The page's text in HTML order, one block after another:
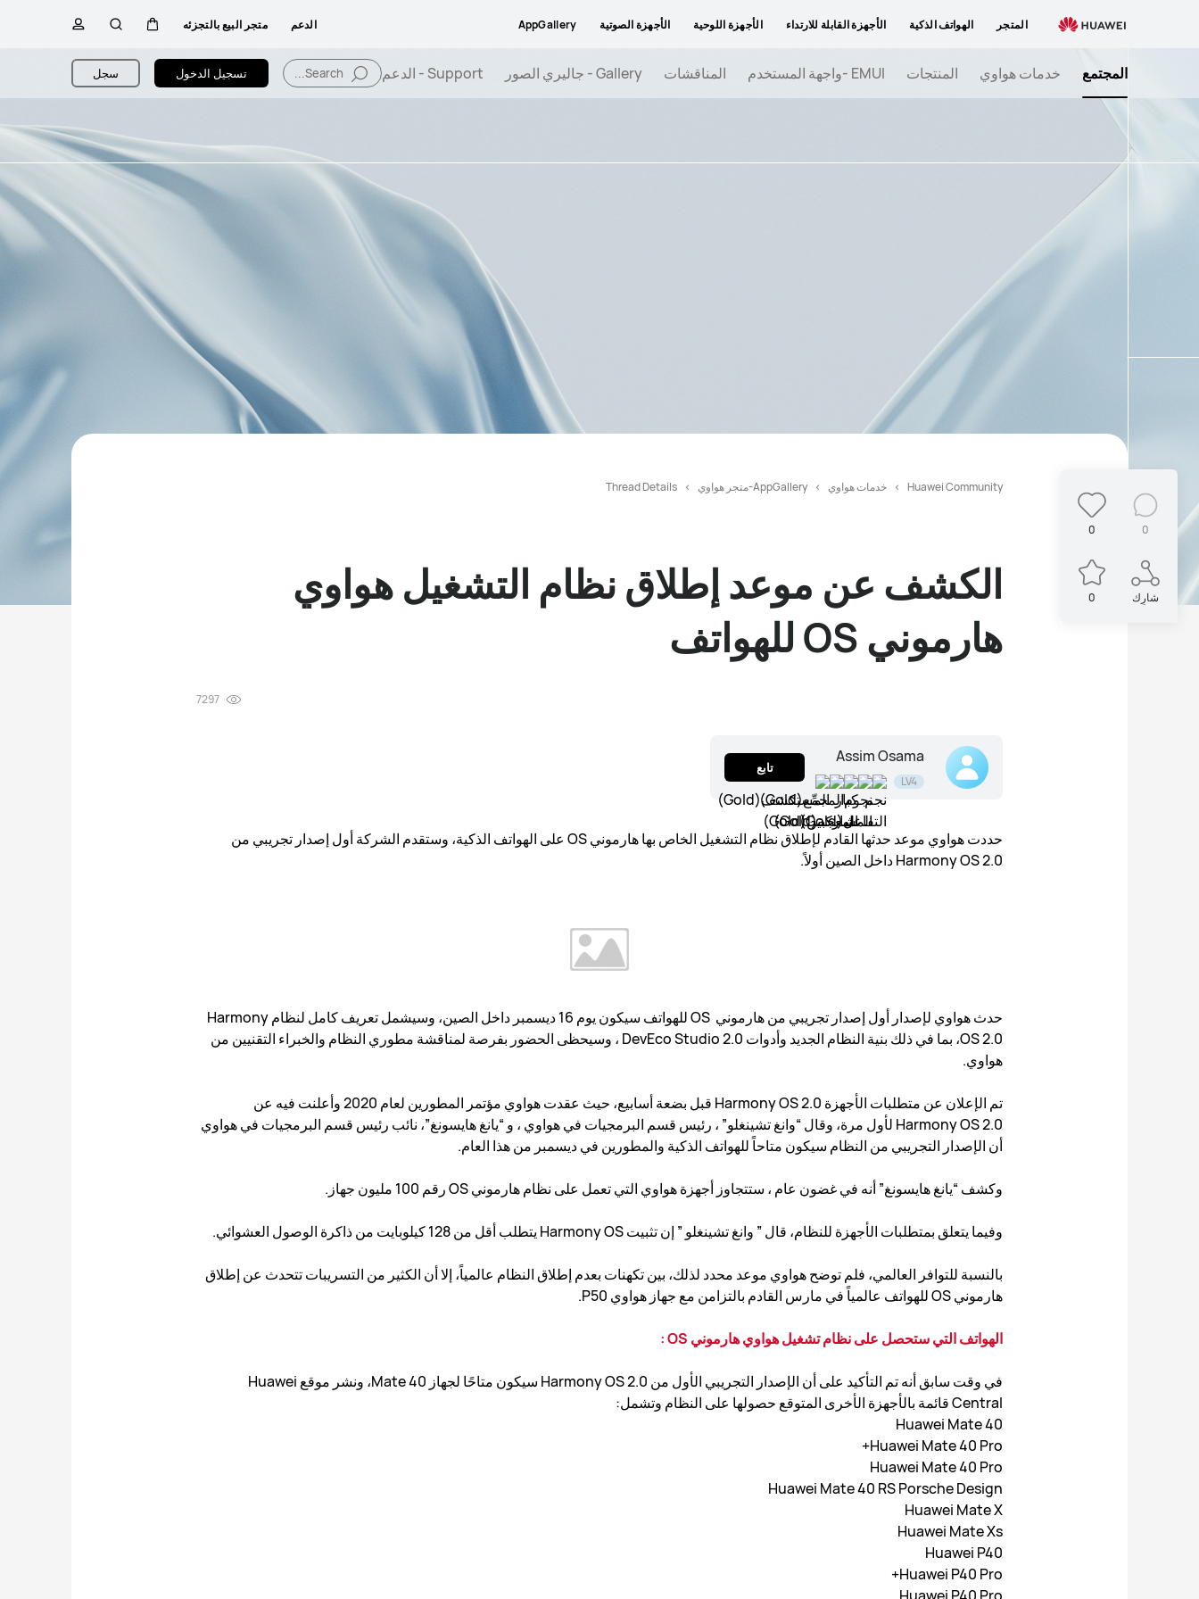
هارموني
OS
المتجر الهواتف الذكية الأجهزة القابلة للارتداء الأجهزة اللوحية الأجهزة الصوتية AppGallery الدعم متجر البيع بالتجزئه
تعريفي
المجتمع خدمات هواوي المنتجات EMUI -واجهة المستخدم المناقشات Gallery - جاليري الصور Support - الدعم تسجيل الدخول سجل
Huawei Community خدمات هواوي AppGallery-متجر هواوي Thread Details
الكشف عن موعد إطلاق نظام التشغيل هواوي
هارموني OS للهواتف
7297
Assim Osama
LV4
تابع
حددت هواوي موعد حدثها القادم لإطلاق نظام التشغيل الخاص بها هارموني OS على الهواتف الذكية، وستقدم الشركة أول إصدار تجريبي من
Harmony OS 2.0 داخل الصين أولاً.
حدث هواوي لإصدار أول إصدار تجريبي من هارموني OS للهواتف سيكون يوم 16 ديسمبر داخل الصين، وسيشمل تعريف كامل لنظام Harmony
OS 2.0، بما في ذلك بنية النظام الجديد وأدوات DevEco Studio 2.0 ، وسيحظى الحضور بفرصة لمناقشة مطوري النظام والخبراء التقنيين من
هواوي.
تم الإعلان عن متطلبات الأجهزة Harmony OS 2.0 قبل بضعة أسابيع، حيث عقدت هواوي مؤتمر المطورين لعام 2020 وأعلنت فيه عن
Harmony OS 2.0 لأول مرة، وقال “وانغ تشينغلو” ، رئيس قسم البرمجيات في هواوي ، و “يانغ هايسونغ”، نائب رئيس قسم البرمجيات في هواوي
أن الإصدار التجريبي من النظام سيكون متاحاً للهواتف الذكية والمطورين في ديسمبر من هذا العام.
وكشف “يانغ هايسونغ” أنه في غضون عام ، ستتجاوز أجهزة هواوي التي تعمل على نظام هارموني OS رقم 100 مليون جهاز.
وفيما يتعلق بمتطلبات الأجهزة للنظام، قال ” وانغ تشينغلو ” إن تثبيت Harmony OS يتطلب أقل من 128 كيلوبايت من ذاكرة الوصول العشوائي.
بالنسبة للتوافر العالمي، فلم توضح هواوي موعد محدد لذلك، بين تكهنات بعدم إطلاق النظام عالمياً، إلا أن الكثير من التسريبات تتحدث عن إطلاق
هارموني OS للهواتف عالمياً في مارس القادم بالتزامن مع جهاز هواوي P50.
الهواتف التي ستحصل على نظام تشغيل هواوي هارموني OS :
في وقت سابق أنه تم التأكيد على أن الإصدار التجريبي الأول من Harmony OS 2.0 سيكون متاحًا لجهاز Mate 40، ونشر موقع Huawei
Central قائمة بالأجهزة الأخرى المتوقع حصولها على النظام وتشمل:
Huawei Mate 40
Huawei Mate 40 Pro+
Huawei Mate 40 Pro
Huawei Mate 40 RS Porsche Design
Huawei Mate X
Huawei Mate Xs
Huawei P40
Huawei P40 Pro+
0
0
شارِك 0